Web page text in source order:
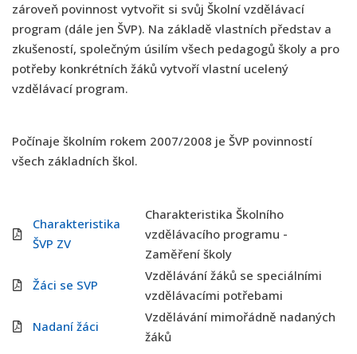
zároveň povinnost vytvořit si svůj Školní vzdělávací
program (dále jen ŠVP). Na základě vlastních představ a
zkušeností, společným úsilím všech pedagogů školy a pro
potřeby konkrétních žáků vytvoří vlastní ucelený
vzdělávací program.
Počínaje školním rokem 2007/2008 je ŠVP povinností
všech základních škol.
Charakteristika
ŠVP ZV
Charakteristika Školního
vzdělávacího programu -
Zaměření školy
Žáci se SVP
Vzdělávání žáků se speciálními
vzdělávacími potřebami
Nadaní žáci
Vzdělávání mimořádně nadaných
žáků